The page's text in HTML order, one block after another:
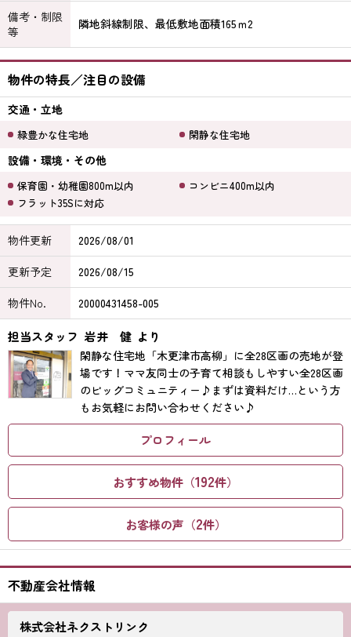
備考・制限
等
隣地斜線制限、最低敷地面積165ｍ2
物件の特長／注目の設備
交通・立地
緑豊かな住宅地 閑静な住宅地
設備・環境・その他
保育園・幼稚園800m以内
コンビニ400m以内
フラット35Sに対応
物件更新
2026/08/01
更新予定
2026/08/15
物件No.
20000431458-005
担当スタッフ 岩井 健 より
閑静な住宅地「木更津市高柳」に全28区画の売地が登
場です！ママ友同士の子育て相談もしやすい全28区画
のビッグコミュニティー♪まずは資料だけ…という方
もお気軽にお問い合わせください♪
プロフィール
おすすめ物件（192件）
お客様の声（2件）
不動産会社情報
株式会社ネクストリンク